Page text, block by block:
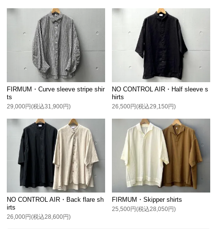
FIRMUM・Curve sleeve stripe shir
ts
29,000円(税込31,900円)
NO CONTROL AIR・Half sleeve s
hirts
26,500円(税込29,150円)
NO CONTROL AIR・Back flare sh
irts
26,000円(税込28,600円)
FIRMUM・Skipper shirts
25,500円(税込28,050円)